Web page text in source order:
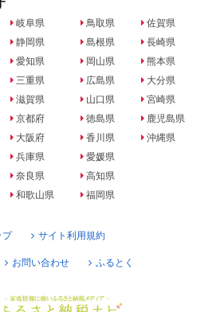
岐阜県
静岡県
愛知県
三重県
滋賀県
京都府
大阪府
兵庫県
奈良県
和歌山県
鳥取県
島根県
岡山県
広島県
山口県
徳島県
香川県
愛媛県
高知県
福岡県
佐賀県
長崎県
熊本県
大分県
宮崎県
鹿児島県
沖縄県
プ サイト利用規約
お問い合わせ ふるとく